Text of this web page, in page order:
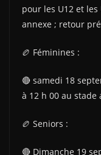
pour les U12 et
annexe ; retour
🏉 Féminines :
🔴 samedi 18
à 12 h 00 au stade
🏉 Seniors :
🔴 Dimanche 19